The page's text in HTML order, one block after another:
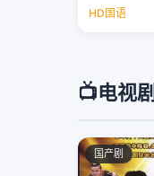
HD国语
📺电视剧
国产剧